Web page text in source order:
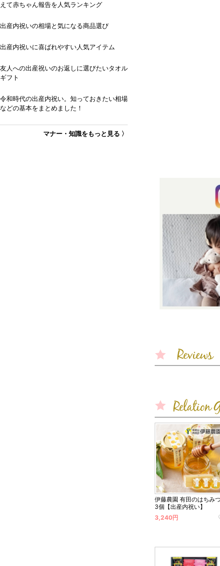
伊藤農園 有田のはちみ
3個【出産内祝い】
3,240円
えて赤ちゃん報告を人気ランキング
出産内祝いの相場と気になる商品選び
出産内祝いに喜ばれやすい人気アイテム
友人への出産祝いのお返しに選びたいタオル
ギフト
令和時代の出産内祝い。知っておきたい相場
などの基本をまとめました！
マナー・知識をもっと見る 〉